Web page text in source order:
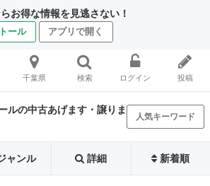
お得な情報を見逃さない！
ール アプリで開く
千葉県 検索 ログイン 投稿
ルの中古あげます・譲りま
人気キーワード
ャンル 詳細 新着順